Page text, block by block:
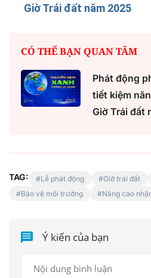
Giờ Trái đất năm 2025
CÓ THỂ BẠN QUAN TÂM
Phát động
tiết kiệm
Giờ Trái đất
TAG: Lễ phát động Giờ trái đất
Bảo vệ môi trường
Nâng cao
Ý kiến của bạn